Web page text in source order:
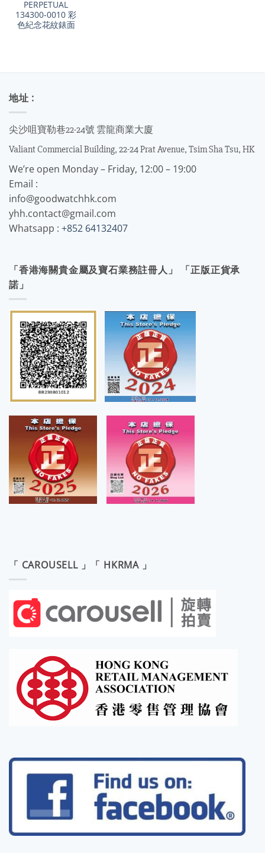
PERPETUAL
134300-0010 彩
色紀念花紋錶面
地址 :
尖沙咀寶勒巷22-24號 雲龍商業大廈
Valiant Commercial Building, 22-24 Prat Avenue, Tsim Sha Tsu, HK
We’re open Monday – Friday, 12:00 – 19:00
Email :
info@goodwatchhk.com
yhh.contact@gmail.com
Whatsapp : +852 64132407
「香港海關貴金屬及寶石業務註冊人」 「正版正貨承
諾」
「 CAROUSELL 」「 HKRMA 」